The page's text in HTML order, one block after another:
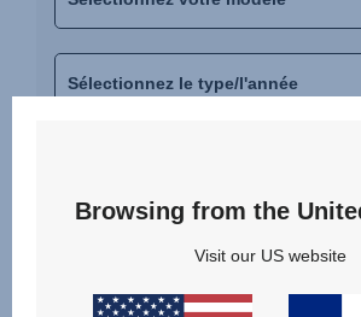
MONTRER LES
VOTRE VOITURE N'EST PAS DANS
Browsing from the
Visit our US website